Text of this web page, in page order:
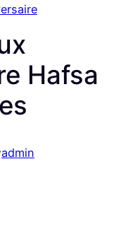
Hafsa
admin